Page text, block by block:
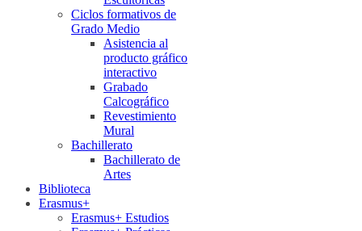
Ciclos formativos de
Grado Medio
Asistencia al
producto gráfico
interactivo
Grabado
Calcográfico
Revestimiento
Mural
Bachillerato
Bachillerato de
Artes
Biblioteca
Erasmus+
Erasmus+ Estudios